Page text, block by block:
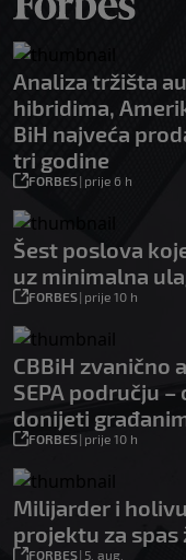
Analiza tržišta
hibridima,
BiH najveća
tri godine
FORBES| prije 6 h
Šest poslova
uz minimalna
FORBES| prije 10 h
CBBiH zvanično
SEPA području
donijeti
FORBES| prije 10 h
Milijarder i
projektu za spas
FORBES| 5. aug.